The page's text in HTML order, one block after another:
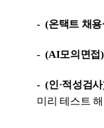
- (온택트 채
- (AI모의면접)
- (인·적성검
미리 테스트